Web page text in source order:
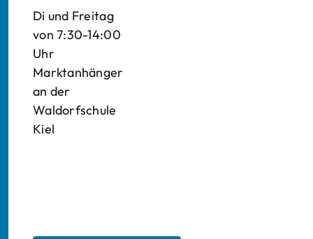
Di und Freitag
von 7:30-14:00
Uhr
Marktanhänger
an der
Waldorfschule
Kiel